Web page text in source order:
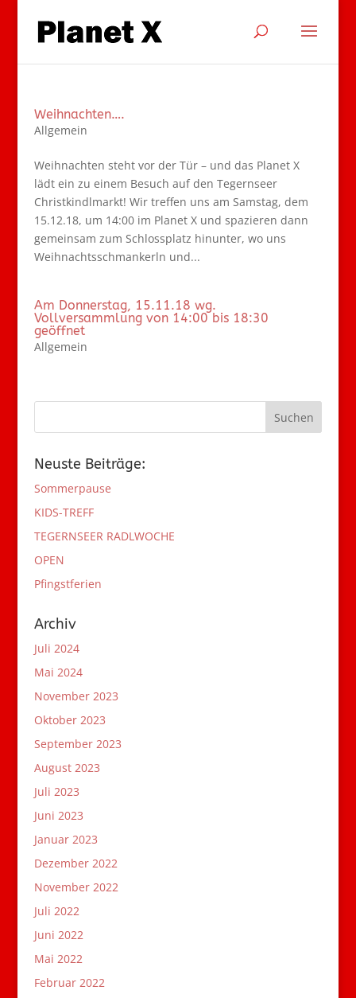
Weihnachten….
Allgemein
Weihnachten steht vor der Tür – und das Planet X
lädt ein zu einem Besuch auf den Tegernseer
Christkindlmarkt! Wir treffen uns am Samstag, dem
15.12.18, um 14:00 im Planet X und spazieren dann
gemeinsam zum Schlossplatz hinunter, wo uns
Weihnachtsschmankerln und...
Am Donnerstag, 15.11.18 wg.
Vollversammlung von 14:00 bis 18:30
geöffnet
Allgemein
Neuste Beiträge:
Sommerpause
KIDS-TREFF
TEGERNSEER RADLWOCHE
OPEN
Pfingstferien
Archiv
Juli 2024
Mai 2024
November 2023
Oktober 2023
September 2023
August 2023
Juli 2023
Juni 2023
Januar 2023
Dezember 2022
November 2022
Juli 2022
Juni 2022
Mai 2022
Februar 2022